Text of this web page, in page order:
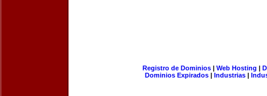
Registro de Dominios| Web Hosting |
Dominios Expirados | Industrias |